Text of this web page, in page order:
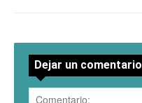
Dejar un comentario